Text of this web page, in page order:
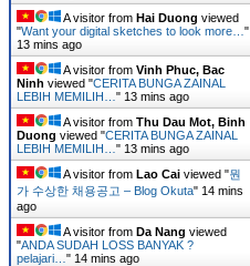
A visitor from Hai Duong viewed
"Want your digital sketches to look more… "
13 mins ago
A visitor from Vinh Phuc, Bac
Ninh viewed "CERITA BUNGA ZAINAL
LEBIH MEMILIH… " 13 mins ago
A visitor from Thu Dau Mot, Binh
Duong viewed "CERITA BUNGA ZAINAL
LEBIH MEMILIH… " 13 mins ago
A visitor from Lao Cai viewed "뭔
가 수상한 채용공고 – Blog Okuta" 14 mins
ago
A visitor from Da Nang viewed
"ANDA SUDAH LOSS BANYAK ?
pelajari… " 14 mins ago